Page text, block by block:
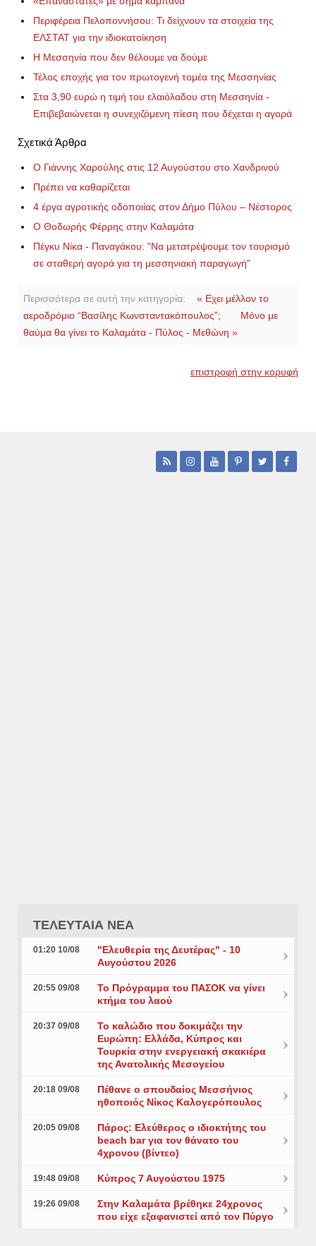
Περιφέρεια Πελοποννήσου: Τι δείχνουν τα στοιχεία της
ΕΛΣΤΑΤ για την ιδιοκατοίκηση
Η Μεσσηνία που δεν θέλουμε να δούμε
Τέλος εποχής για τον πρωτογενή τομέα της Μεσσηνίας
Στα 3,90 ευρώ η τιμή του ελαιόλαδου στη Μεσσηνία -
Επιβεβαιώνεται η συνεχιζόμενη πίεση που δέχεται η αγορά
Σχετικά Άρθρα
Ο Γιάννης Χαρούλης στις 12 Αυγούστου στο Χανδρινού
Πρέπει να καθαρίζεται
4 έργα αγροτικής οδοποιίας στον Δήμο Πύλου – Νέστορος
Ο Θοδωρής Φέρρης στην Καλαμάτα
Πέγκυ Νίκα - Παναγάκου: "Να μετατρέψουμε τον τουρισμό
σε σταθερή αγορά για τη μεσσηνιακή παραγωγή"
Περισσότερα σε αυτή την κατηγορία:
« Εχει μέλλον το
αεροδρόμιο “Βασίλης Κωνσταντακόπουλος”;
Μόνο με
θαύμα θα γίνει το Καλαμάτα - Πύλος - Μεθώνη »
επιστροφή στην κορυφή
ΤΕΛΕΥΤΑΙΑ ΝΕΑ
01:20 10/08
"Ελευθερία της Δευτέρας" - 10
Αυγούστου 2026
20:55 09/08
Το Πρόγραμμα του ΠΑΣΟΚ να γίνει
κτήμα του λαού
20:37 09/08
Το καλώδιο που δοκιμάζει την
Ευρώπη: Ελλάδα, Κύπρος και
Τουρκία στην ενεργειακή σκακιέρα
της Ανατολικής Μεσογείου
20:18 09/08
Πέθανε ο σπουδαίος Μεσσήνιος
ηθοποιός Νίκος Καλογερόπουλος
20:05 09/08
Πάρος: Ελεύθερος ο ιδιοκτήτης του
beach bar για τον θάνατο του
4χρονου (βίντεο)
19:48 09/08 Κύπρος 7 Αυγούστου 1975
19:26 09/08
Στην Καλαμάτα βρέθηκε 24χρονος
που είχε εξαφανιστεί από τον Πύργο